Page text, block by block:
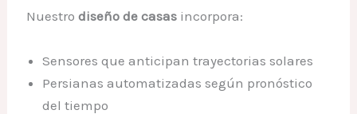
Nuestrodiseño de casas incorpora:
Sensores que anticipan trayectorias solares
Persianas automatizadas según pronóstico
del tiempo